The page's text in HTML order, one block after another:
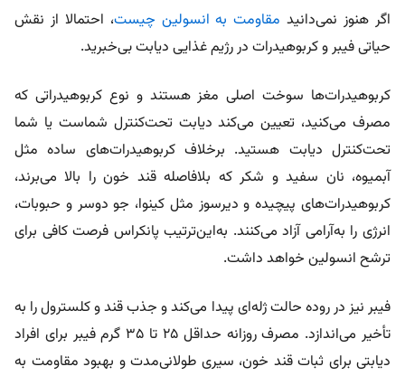
اگر هنوز نمی‌دانید مقاومت به انسولین چیست، احتمالا از نقش
حیاتی فیبر و کربوهیدرات در رژیم غذایی دیابت بی‌خبرید.
کربوهیدرات‌ها سوخت اصلی مغز هستند و نوع کربوهیدراتی که
مصرف می‌کنید، تعیین می‌کند دیابت تحت‌کنترل شماست یا شما
تحت‌کنترل دیابت هستید. برخلاف کربوهیدرات‌های ساده مثل
آبمیوه، نان سفید و شکر که بلافاصله قند خون را بالا می‌برند،
کربوهیدرات‌های پیچیده و دیرسوز مثل کینوا، جو دوسر و حبوبات،
انرژی را به‌آرامی آزاد می‌کنند. به‌این‌ترتیب پانکراس فرصت کافی برای
ترشح انسولین خواهد داشت.
فیبر نیز در روده حالت ژله‌ای پیدا می‌کند و جذب قند و کلسترول را به
تأخیر می‌اندازد. مصرف روزانه حداقل ۲۵ تا ۳۵ گرم فیبر برای افراد
دیابتی برای ثبات قند خون، سیری طولانی‌مدت و بهبود مقاومت به